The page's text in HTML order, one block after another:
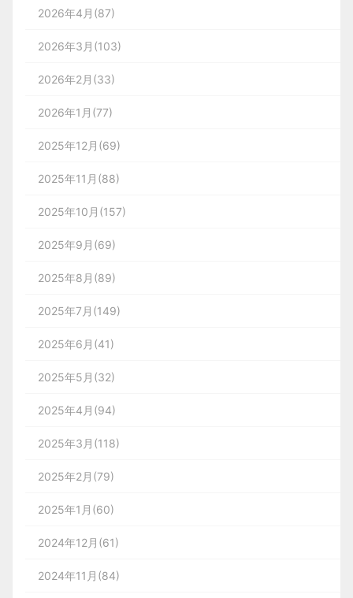
2026年4月(87)
2026年3月(103)
2026年2月(33)
2026年1月(77)
2025年12月(69)
2025年11月(88)
2025年10月(157)
2025年9月(69)
2025年8月(89)
2025年7月(149)
2025年6月(41)
2025年5月(32)
2025年4月(94)
2025年3月(118)
2025年2月(79)
2025年1月(60)
2024年12月(61)
2024年11月(84)